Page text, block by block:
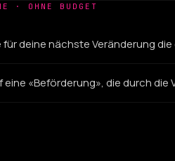
· OHNE BUDGET
für deine nächste Veränderung
eine «Beförderung», die durch